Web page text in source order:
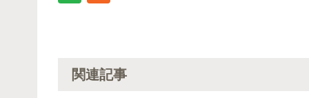
関連記事